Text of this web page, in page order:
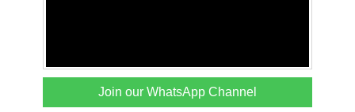
Join our WhatsApp Channel